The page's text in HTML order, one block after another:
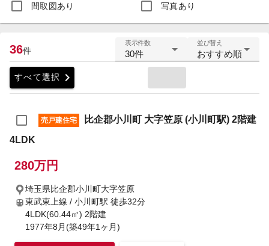
間取図あり 写真あり
36件
表示件数
30件
並び替え
おすすめ順
すべて選択 chevron_right
売戸建住宅
比企郡小川町 大字笠原 (小川町駅) 2階建
4LDK
280万円
埼玉県比企郡小川町大字笠原
東武東上線 / 小川町駅 徒歩32分
4LDK(60.44㎡) 2階建
1977年8月(築49年1ヶ月)